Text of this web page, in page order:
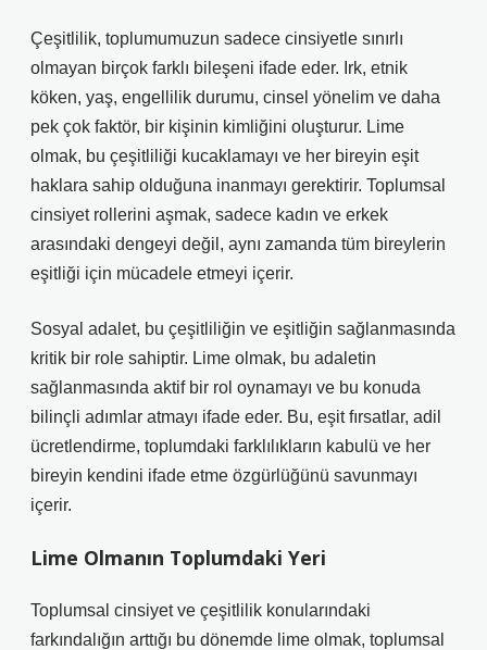
Çeşitlilik, toplumumuzun sadece cinsiyetle sınırlı
olmayan birçok farklı bileşeni ifade eder. Irk, etnik
köken, yaş, engellilik durumu, cinsel yönelim ve daha
pek çok faktör, bir kişinin kimliğini oluşturur. Lime
olmak, bu çeşitliliği kucaklamayı ve her bireyin eşit
haklara sahip olduğuna inanmayı gerektirir. Toplumsal
cinsiyet rollerini aşmak, sadece kadın ve erkek
arasındaki dengeyi değil, aynı zamanda tüm bireylerin
eşitliği için mücadele etmeyi içerir.
Sosyal adalet, bu çeşitliliğin ve eşitliğin sağlanmasında
kritik bir role sahiptir. Lime olmak, bu adaletin
sağlanmasında aktif bir rol oynamayı ve bu konuda
bilinçli adımlar atmayı ifade eder. Bu, eşit fırsatlar, adil
ücretlendirme, toplumdaki farklılıkların kabulü ve her
bireyin kendini ifade etme özgürlüğünü savunmayı
içerir.
Lime Olmanın Toplumdaki Yeri
Toplumsal cinsiyet ve çeşitlilik konularındaki
farkındalığın arttığı bu dönemde lime olmak, toplumsal